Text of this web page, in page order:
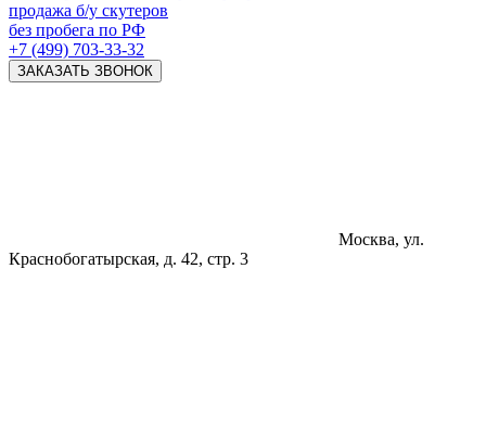
продажа б/у скутеров
без пробега по РФ
+7 (499) 703-33-32
ЗАКАЗАТЬ ЗВОНОК
Москва, ул.
Краснобогатырская, д. 42, стр. 3